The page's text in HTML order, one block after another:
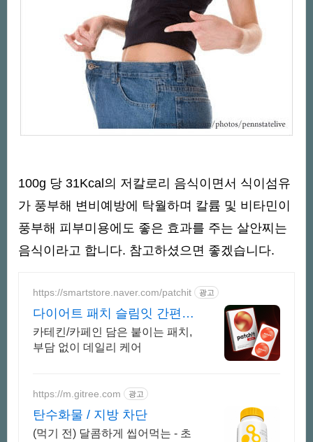
100g 당 31Kcal의 저칼로리 음식이면서 식이섬유
가 풍부해 변비예방에 탁월하며 칼륨 및 비타민이
풍부해 피부미용에도 좋은 효과를 주는 살안찌는
음식이라고 합니다. 참고하셨으면 좋겠습니다.
https://smartstore.naver.com/patchit 광고
다이어트 패치 슬림잇 간편한
다이어트 슬림잇
카테킨/카페인 담은 붙이는 패치,
부담 없이 데일리 케어
https://m.gitree.com 광고
탄수화물 / 지방 차단
(먹기 전) 달콤하게 씹어먹는 - 초